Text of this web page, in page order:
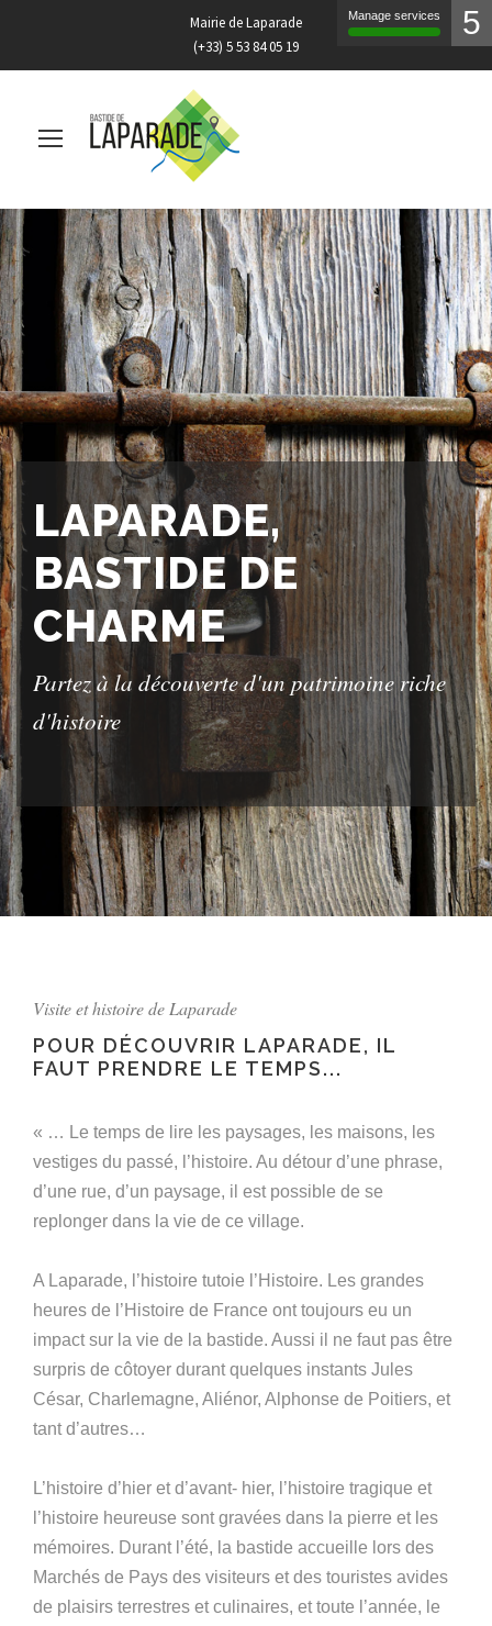
Mairie de Laparade
(+33) 5 53 84 05 19
LAPARADE,
BASTIDE DE
CHARME
Partez à la découverte d'un patrimoine riche
d'histoire
Visite et histoire de Laparade
POUR DÉCOUVRIR LAPARADE, IL
FAUT PRENDRE LE TEMPS...
« … Le temps de lire les paysages, les maisons, les
vestiges du passé, l’histoire. Au détour d’une phrase,
d’une rue, d’un paysage, il est possible de se
replonger dans la vie de ce village.
A Laparade, l’histoire tutoie l’Histoire. Les grandes
heures de l’Histoire de France ont toujours eu un
impact sur la vie de la bastide. Aussi il ne faut pas être
surpris de côtoyer durant quelques instants Jules
César, Charlemagne, Aliénor, Alphonse de Poitiers, et
tant d’autres…
L’histoire d’hier et d’avant- hier, l’histoire tragique et
l’histoire heureuse sont gravées dans la pierre et les
mémoires. Durant l’été, la bastide accueille lors des
Marchés de Pays des visiteurs et des touristes avides
de plaisirs terrestres et culinaires, et toute l’année, le
Manage services 5